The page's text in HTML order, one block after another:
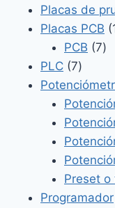
Placas de
Placas PCB
PCB 77
PLC 77
Preset
Programador